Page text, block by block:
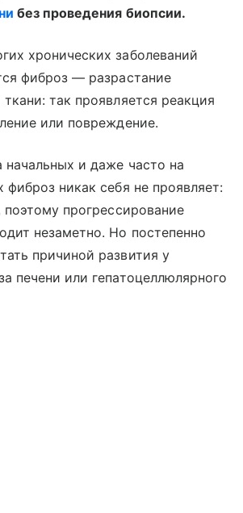
без проведения биопсии.
хронических заболеваний
фиброз — разрастание
так проявляется реакция
или повреждение.
и даже часто на
фиброз никак себя не проявляет:
поэтому прогрессирование
незаметно. Но постепенно
причиной развития у
печени или гепатоцеллюлярного